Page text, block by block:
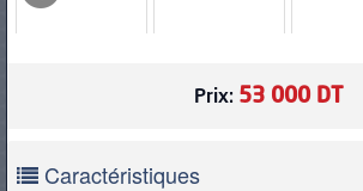
Prix: 53 000 DT
Caractéristiques